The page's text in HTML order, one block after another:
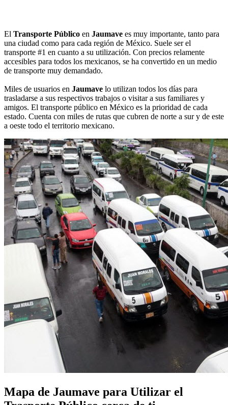
El Transporte Público en Jaumave es muy importante, tanto para
una ciudad como para cada región de México. Suele ser el
transporte #1 en cuanto a su utilización. Con precios relamente
accesibles para todos los mexicanos, se ha convertido en un medio
de transporte muy demandado.
Miles de usuarios en Jaumave lo utilizan todos los días para
trasladarse a sus respectivos trabajos o visitar a sus familiares y
amigos. El transporte público en México es la prioridad de cada
estado. Cuenta con miles de rutas que cubren de norte a sur y de este
a oeste todo el territorio mexicano.
Mapa de Jaumave para Utilizar el